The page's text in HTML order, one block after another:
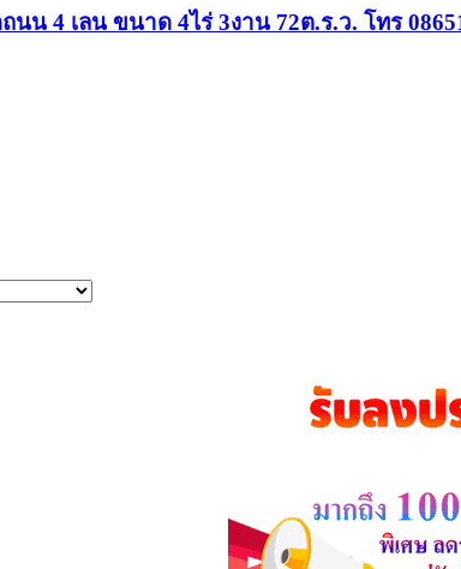
น 4 เลน ขนาด 4ไร่ 3งาน 72ต.ร.ว. โทร